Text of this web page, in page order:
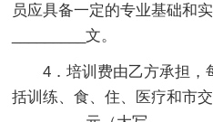
员应具备一定的专业基础和
_________文。
4．培训费由乙方承担，
括训练、食、住、医疗和市